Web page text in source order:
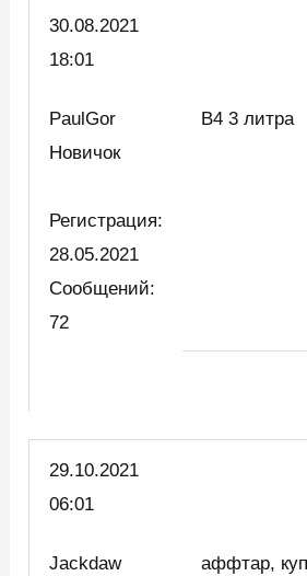
30.08.2021
18:01
PaulGor
Новичок
Регистрация:
28.05.2021
Сообщений:
72
B4 3 литра
29.10.2021
06:01
Jackdaw аффтар,